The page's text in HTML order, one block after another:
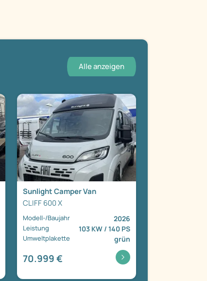
Alle anzeigen
Sunlight Camper Van
CLIFF 600 X
Modell-/Baujahr 2026
Leistung 103 KW / 140 PS
Umweltplakette grün
70.999 €